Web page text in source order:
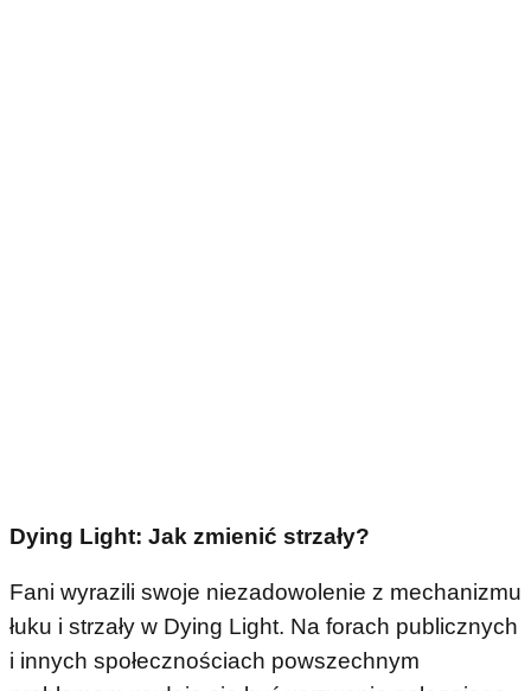
Dying Light: Jak zmienić strzały?
Fani wyrazili swoje niezadowolenie z mechanizmu
łuku i strzały w Dying Light. Na forach publicznych
i innych społecznościach powszechnym